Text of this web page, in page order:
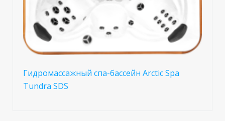
Гидромассажный спа-бассейн Arctic Spa
Tundra SDS